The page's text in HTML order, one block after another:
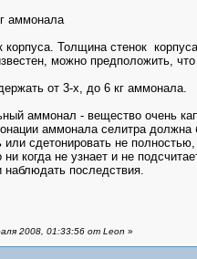
аммонала
корпуса. Толщина стенок
можно предположить, что
от 3-х, до 6 кг аммонала.
аммонал - вещество очень
аммонала селитра
сдетонировать не
когда не узнает и не
наблюдать последствия.
2008, 01:33:56 от Leon »